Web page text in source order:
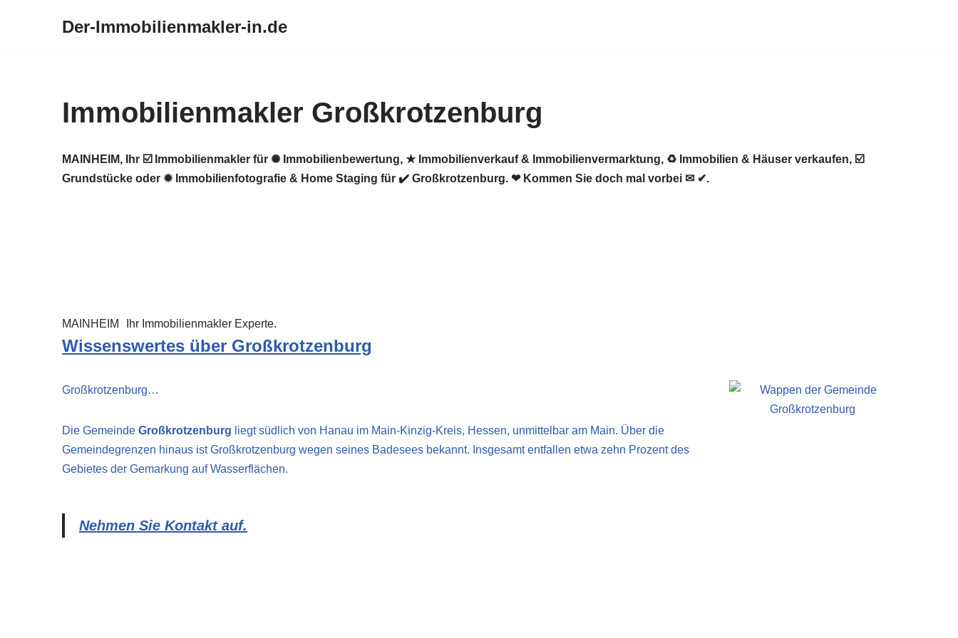
Der-Immobilienmakler-in.de
Immobilienmakler Großkrotzenburg
MAINHEIM, Ihr ☑️ Immobilienmakler für ✺ Immobilienbewertung, ★ Immobilienverkauf & Immobilienvermarktung, ♻ Immobilien & Häuser verkaufen, ☑️
Grundstücke oder ✹ Immobilienfotografie & Home Staging für ✔️ Großkrotzenburg. ❤ Kommen Sie doch mal vorbei ✉ ✔.
MAINHEIM Ihr Immobilienmakler Experte.
Wissenswertes über Großkrotzenburg
Großkrotzenburg…
Die Gemeinde Großkrotzenburg liegt südlich von Hanau im Main-Kinzig-Kreis, Hessen, unmittelbar am Main. Über die
Gemeindegrenzen hinaus ist Großkrotzenburg wegen seines Badesees bekannt. Insgesamt entfallen etwa zehn Prozent des
Gebietes der Gemarkung auf Wasserflächen.
Nehmen Sie Kontakt auf.